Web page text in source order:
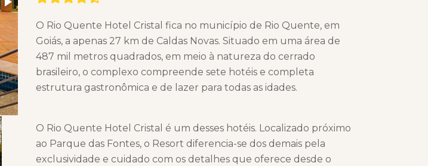
O Rio Quente Hotel Cristal fica no município de Rio Quente, em
Goiás, a apenas 27 km de Caldas Novas. Situado em uma área de
487 mil metros quadrados, em meio à natureza do cerrado
brasileiro, o complexo compreende sete hotéis e completa
estrutura gastronômica e de lazer para todas as idades.
O Rio Quente Hotel Cristal é um desses hotéis. Localizado próximo
ao Parque das Fontes, o Resort diferencia-se dos demais pela
exclusividade e cuidado com os detalhes que oferece desde o